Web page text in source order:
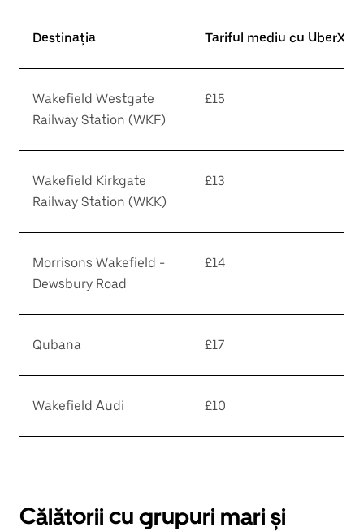
Destinația Tariful mediu cu UberX*
Wakefield Westgate
Railway Station (WKF)
£15
Wakefield Kirkgate
Railway Station (WKK)
£13
Morrisons Wakefield -
Dewsbury Road
£14
Qubana £17
Wakefield Audi £10
Călătorii cu grupuri mari și